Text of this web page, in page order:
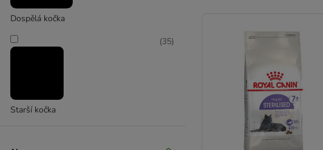
Kapsičky
Royal Canin Renal
Dospělá kočka
Starší kočka
(35)